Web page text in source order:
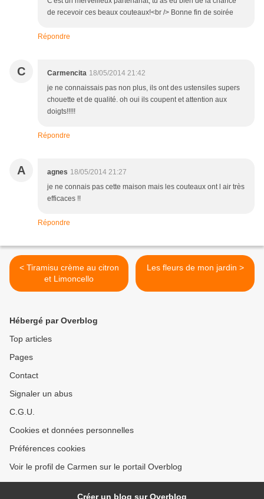
de recevoir ces beaux couteaux!<br /> Bonne fin de soirée
Répondre
C Carmencita 18/05/2014 21:42
je ne connaissais pas non plus, ils ont des ustensiles supers
chouette et de qualité. oh oui ils coupent et attention aux
doigts!!!!!
Répondre
A agnes 18/05/2014 21:27
je ne connais pas cette maison mais les couteaux ont l air très
efficaces !!
Répondre
< Tiramisu crème au citron
et Limoncello
Les fleurs de mon jardin >
Hébergé par Overblog
Top articles
Pages
Contact
Signaler un abus
C.G.U.
Cookies et données personnelles
Préférences cookies
Voir le profil de Carmen sur le portail Overblog
Créer un blog sur Overblog